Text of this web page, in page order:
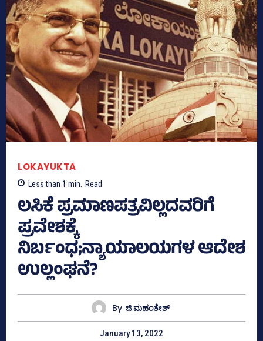
LOKAYUKTA
Less than 1 min. Read
ಲಸಿಕೆ ಪ್ರಮಾಣಪತ್ರವಿಲ್ಲದವರಿಗೆ
ಪ್ರವೇಶಕ್ಕೆ
ನಿರ್ಬಂಧ;ನ್ಯಾಯಾಲಯಗಳ ಆದೇಶ
ಉಲ್ಲಂಘನೆ?
By ಜಿ ಮಹಂತೇಶ್
January 13, 2022